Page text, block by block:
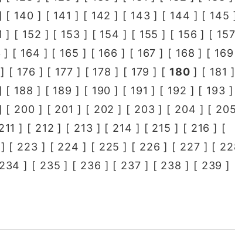
[ 140 ] [ 141 ] [ 142 ] [ 143 ] [ 144 ] [ 145
] [ 152 ] [ 153 ] [ 154 ] [ 155 ] [ 156 ] [ 157
] [ 164 ] [ 165 ] [ 166 ] [ 167 ] [ 168 ] [ 169
] [ 176 ] [ 177 ] [ 178 ] [ 179 ] [ 180 ] [ 181
[ 188 ] [ 189 ] [ 190 ] [ 191 ] [ 192 ] [ 193
[ 200 ] [ 201 ] [ 202 ] [ 203 ] [ 204 ] [
] [ 212 ] [ 213 ] [ 214 ] [ 215 ] [ 216 ] [
] [ 223 ] [ 224 ] [ 225 ] [ 226 ] [ 227 ] [
234 ] [ 235 ] [ 236 ] [ 237 ] [ 238 ] [ 239 ]